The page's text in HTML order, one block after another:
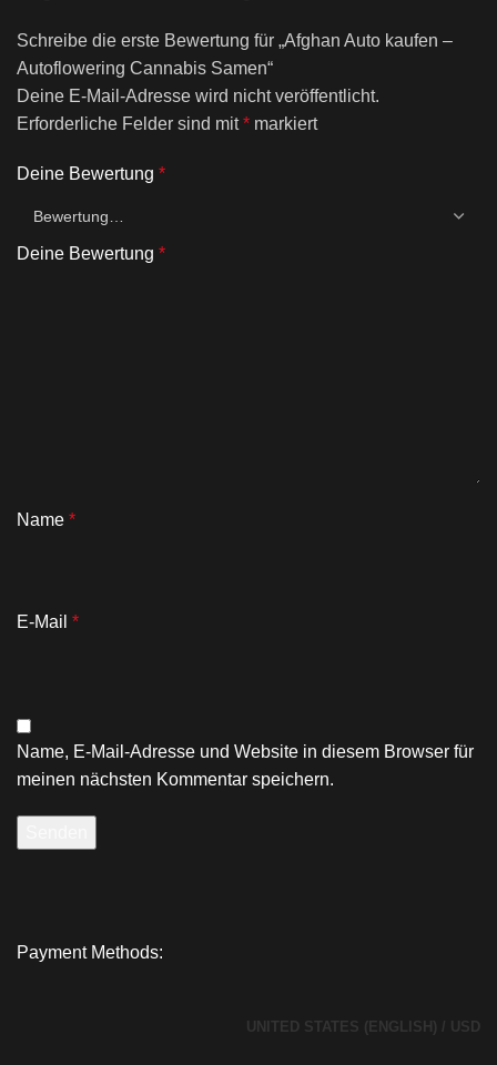
Schreibe die erste Bewertung für „Afghan Auto kaufen –
Autoflowering Cannabis Samen“
Deine E-Mail-Adresse wird nicht veröffentlicht.
Erforderliche Felder sind mit* markiert
Deine Bewertung *
Deine Bewertung *
Name *
E-Mail *
Name, E-Mail-Adresse und Website in diesem Browser für
meinen nächsten Kommentar speichern.
Payment Methods:
UNITED STATES (ENGLISH) / USD